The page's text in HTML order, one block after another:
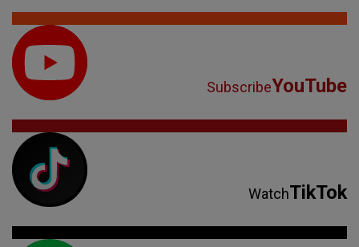
SubscribeYouTube
WatchTikTok